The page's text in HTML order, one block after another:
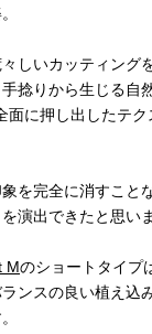
しいカッティング
捻りから生じる自
面に押し出したテク
を完全に消すこと
演出できたと思いま
Mのショートタイプ
ンスの良い植え込